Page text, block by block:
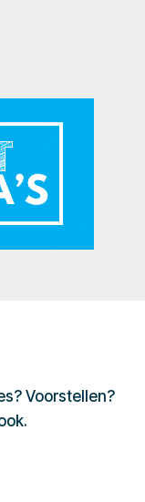
Voorstellen?